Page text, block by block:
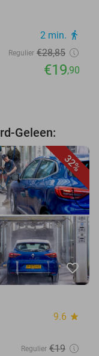
2 min. directions_walk
Regulier €28,85
€19,90
Geleen:
32%
favorite_border
9.6 star
Regulier €19